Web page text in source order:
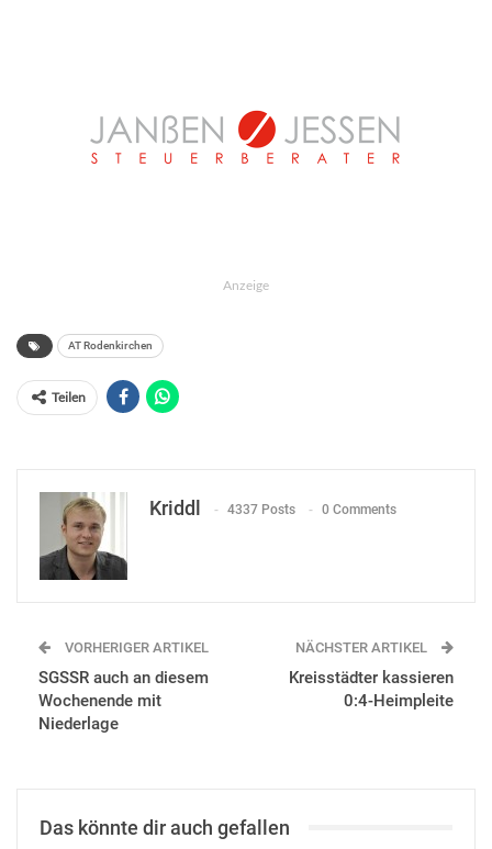
Anzeige
AT Rodenkirchen
Teilen
Kriddl 4337 Posts 0 Comments
VORHERIGER ARTIKEL
SGSSR auch an diesem
Wochenende mit
Niederlage
NÄCHSTER ARTIKEL
Kreisstädter kassieren
0:4-Heimpleite
Das könnte dir auch gefallen